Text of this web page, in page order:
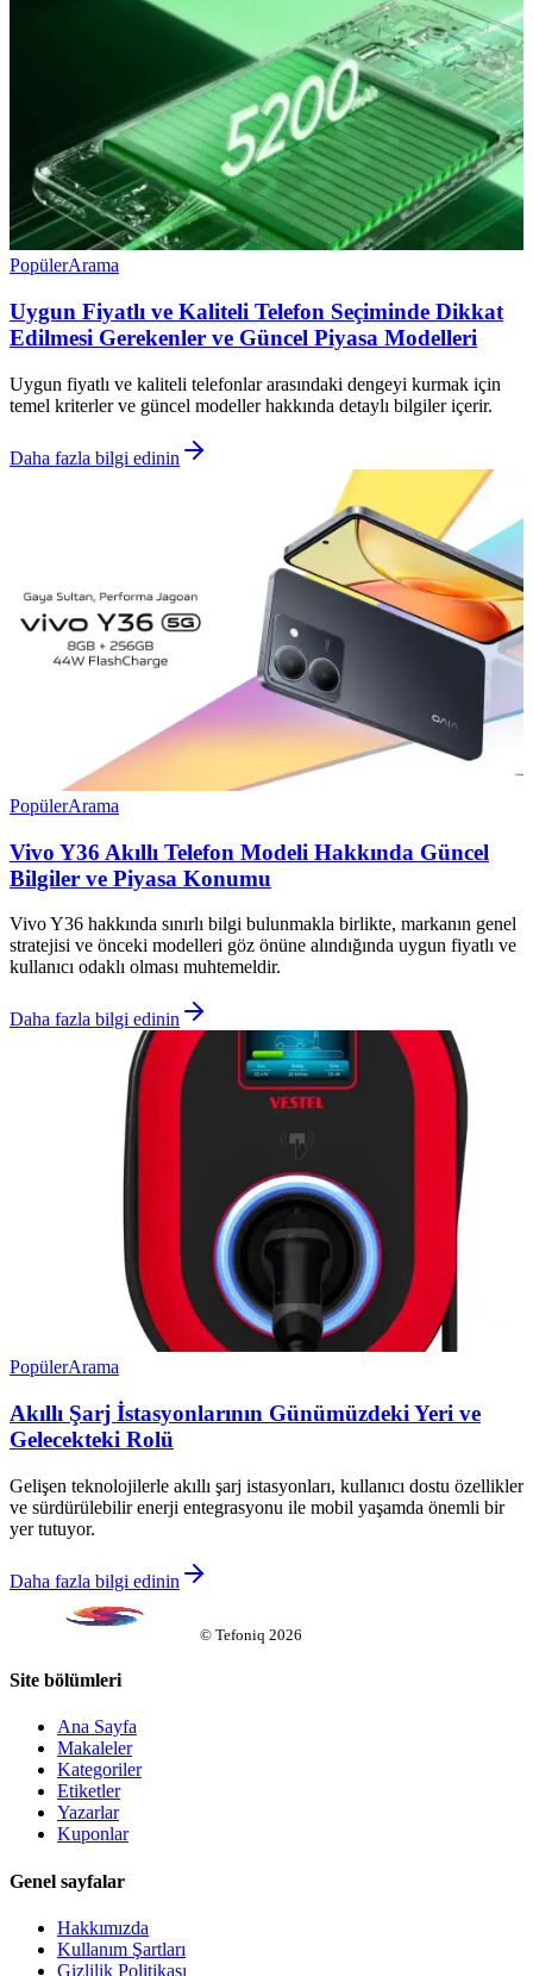
PopülerArama
Uygun Fiyatlı ve Kaliteli Telefon Seçiminde Dikkat
Edilmesi Gerekenler ve Güncel Piyasa Modelleri
Uygun fiyatlı ve kaliteli telefonlar arasındaki dengeyi kurmak için
temel kriterler ve güncel modeller hakkında detaylı bilgiler içerir.
Daha fazla bilgi edinin
PopülerArama
Vivo Y36 Akıllı Telefon Modeli Hakkında Güncel
Bilgiler ve Piyasa Konumu
Vivo Y36 hakkında sınırlı bilgi bulunmakla birlikte, markanın genel
stratejisi ve önceki modelleri göz önüne alındığında uygun fiyatlı ve
kullanıcı odaklı olması muhtemeldir.
Daha fazla bilgi edinin
PopülerArama
Akıllı Şarj İstasyonlarının Günümüzdeki Yeri ve
Gelecekteki Rolü
Gelişen teknolojilerle akıllı şarj istasyonları, kullanıcı dostu özellikler
ve sürdürülebilir enerji entegrasyonu ile mobil yaşamda önemli bir
yer tutuyor.
Daha fazla bilgi edinin
© Tefoniq 2026
Site bölümleri
Ana Sayfa
Makaleler
Kategoriler
Etiketler
Yazarlar
Kuponlar
Genel sayfalar
Hakkımızda
Kullanım Şartları
Gizlilik Politikası